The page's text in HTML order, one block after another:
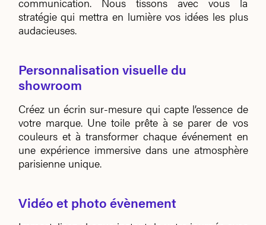
stratégie qui mettra en lumière vos idées les plus
audacieuses.
Personnalisation visuelle du
showroom
Créez un écrin sur-mesure qui capte l’essence de
votre marque. Une toile prête à se parer de vos
couleurset à transformer chaque événement en
une expérience immersive dans une atmosphère
parisienne unique.
Vidéo et photo évènement